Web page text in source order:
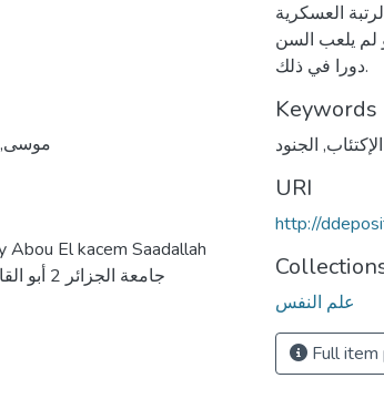
موسى,
El kacem Saadallah
جامعة الجزائر 2 أبو القاسم سعد الله, 2018
العسكرية
لم يلعب السن
دورا في ذلك.
Keywords
الإكتئاب, الجنود
URI
http://
علم النفس
Full item